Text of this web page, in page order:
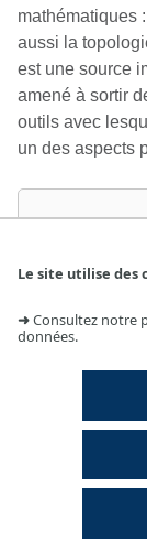
Le site utilise des
➜Consultez notre
données.
mathématiques
aussi la
est une source
amené à sortir
outils avec
un des aspects